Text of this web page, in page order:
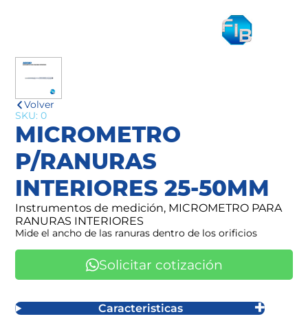
Volver
SKU: 0
MICROMETRO
P/RANURAS
INTERIORES 25-50MM
Instrumentos de medición, MICROMETRO PARA
RANURAS INTERIORES
Mide el ancho de las ranuras dentro de los orificios
Solicitar cotización
Caracteristicas